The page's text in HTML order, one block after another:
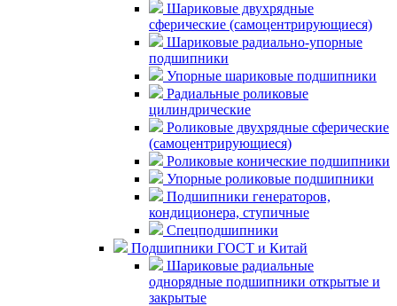
Шариковые двухрядные
сферические (самоцентрирующиеся)
Шариковые радиально-упорные
подшипники
Упорные шариковые подшипники
Радиальные роликовые
цилиндрические
Роликовые двухрядные сферические
(самоцентрирующиеся)
Роликовые конические подшипники
Упорные роликовые подшипники
Подшипники генераторов,
кондиционера, ступичные
Спецподшипники
Подшипники ГОСТ и Китай
Шариковые радиальные
однорядные подшипники открытые и
закрытые